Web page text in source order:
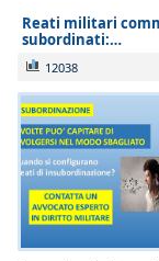
Reati militari
subordinati:…
12038
in